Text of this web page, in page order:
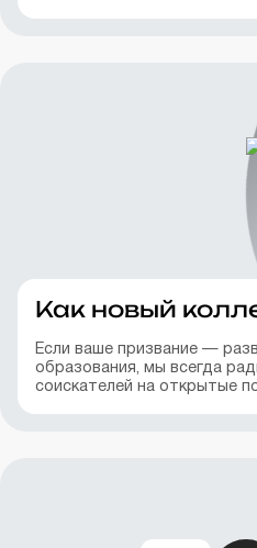
Как новый
Если ваше призвание —
образования, мы всегда
соискателей на открытые